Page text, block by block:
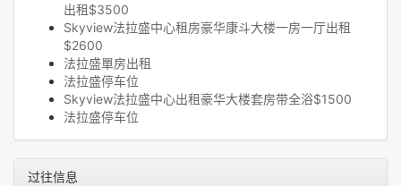
出租$3500
Skyview法拉盛中心租房豪华康斗大楼一房一厅出租
$2600
法拉盛單房出租
法拉盛停车位
Skyview法拉盛中心出租豪华大楼套房带全浴$1500
法拉盛停车位
过往信息